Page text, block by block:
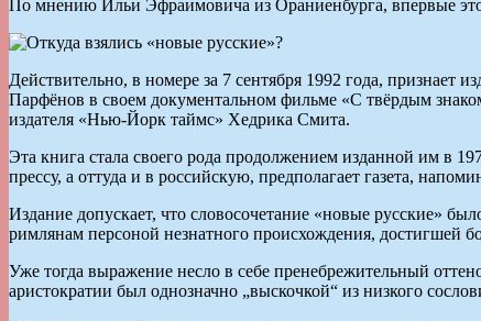
По мнению Ильи Эфраимовича из Ораниенбурга, впервые
Действительно, в номере за 7 сентября 1992 года, признает
Парфёнов в своем документальном фильме «С твёрдым
издателя «Нью-Йорк таймс» Хедрика Смита.
Эта книга стала своего рода продолжением изданной им в
прессу, а оттуда и в российскую, предполагает газета,
Издание допускает, что словосочетание «новые русские»
римлянам персоной незнатного происхождения, достигшей
Уже тогда выражение несло в себе пренебрежительный
аристократии был однозначно „выскочкой“ из низкого